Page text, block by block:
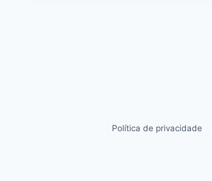
Política de privacidade